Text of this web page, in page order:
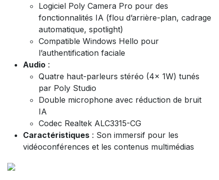
Logiciel Poly Camera Pro pour des
fonctionnalités IA (flou d’arrière-plan, cadrage
automatique, spotlight)
Compatible Windows Hello pour
l’authentification faciale
Audio :
Quatre haut-parleurs stéréo (4x 1W) tunés
par Poly Studio
Double microphone avec réduction de bruit
IA
Codec Realtek ALC3315-CG
Caractéristiques : Son immersif pour les
vidéoconférences et les contenus multimédias